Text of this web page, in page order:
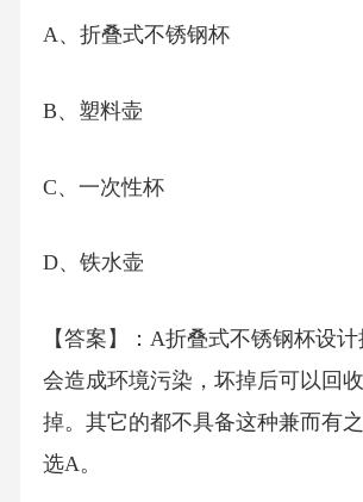
A、折叠式不锈钢杯
B、塑料壶
C、一次性杯
D、铁水壶
【答案】：A折叠式不锈钢杯设
会造成环境污染，坏掉后可以回
掉。其它的都不具备这种兼而有
选A。